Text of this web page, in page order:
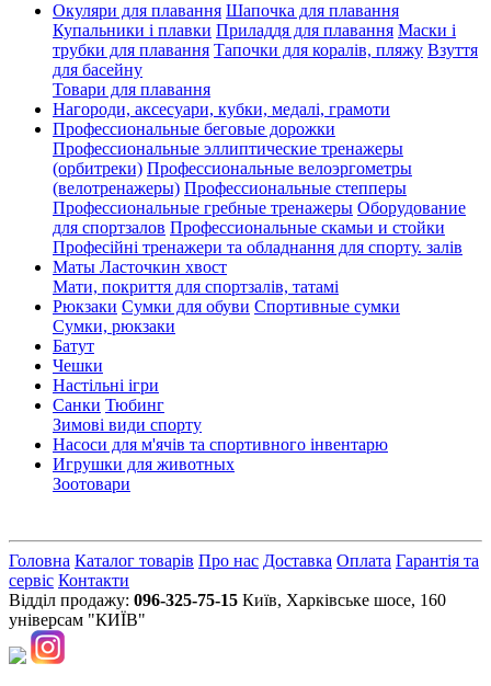
Окуляри для плавання Шапочка для плавання
Купальники і плавки Приладдя для плавання Маски і
трубки для плавання Тапочки для коралів, пляжу Взуття
для басейну
Товари для плавання
Нагороди, аксесуари, кубки, медалі, грамоти
Профессиональные беговые дорожки
Профессиональные эллиптические тренажеры
(орбитреки) Профессиональные велоэргометры
(велотренажеры) Профессиональные cтепперы
Профессиональные гребные тренажеры Оборудование
для спортзалов Профессиональные скамьи и стойки
Професійні тренажери та обладнання для спорту. залів
Маты Ласточкин хвост
Мати, покриття для спортзалів, татамі
Рюкзаки Сумки для обуви Спортивные сумки
Сумки, рюкзаки
Батут
Чешки
Настільні ігри
Санки Тюбинг
Зимові види спорту
Насоси для м'ячів та спортивного інвентарю
Игрушки для животных
Зоотовари
Головна Каталог товарів Про нас Доставка Оплата Гарантія та
сервіс Контакти
Відділ продажу: 096-325-75-15 Київ, Харківське шосе, 160
універсам "КИЇВ"